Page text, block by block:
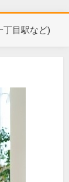
丁目駅など)